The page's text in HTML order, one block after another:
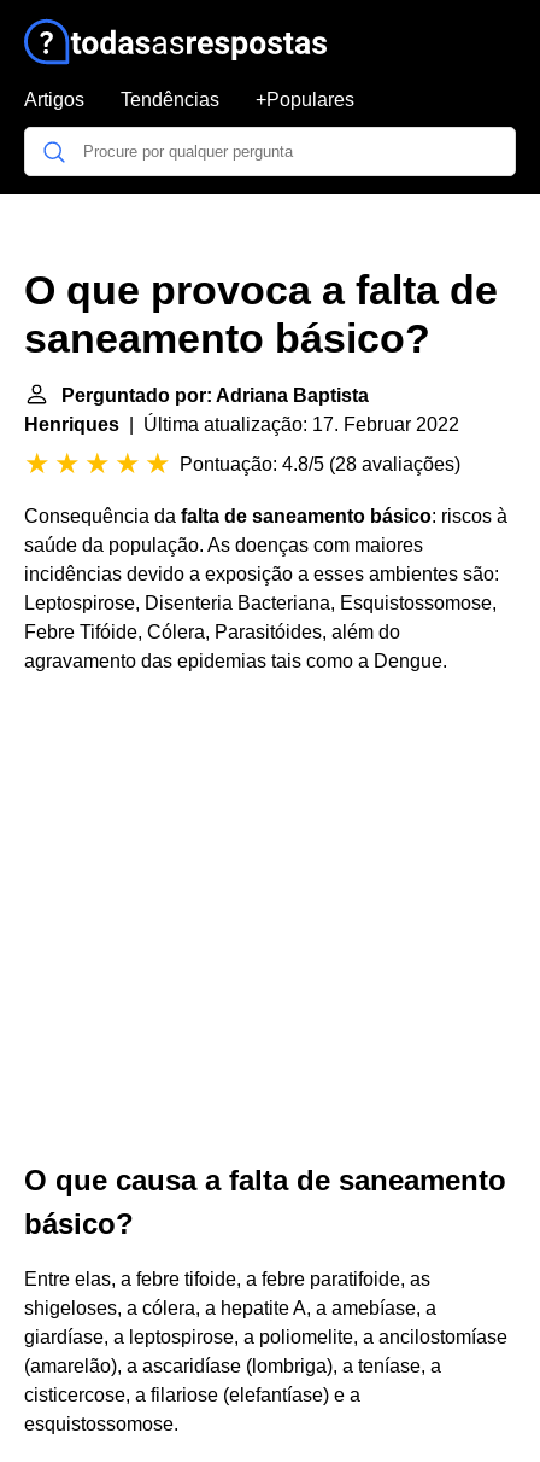
Artigos Tendências +Populares
O que provoca a falta de
saneamento básico?
Perguntado por: Adriana Baptista
Henriques | Última atualização: 17. Februar 2022
Pontuação: 4.8/5 (28 avaliações)
Consequência da falta de saneamento básico: riscos à
saúde da população. As doenças com maiores
incidências devido a exposição a esses ambientes são:
Leptospirose, Disenteria Bacteriana, Esquistossomose,
Febre Tifóide, Cólera, Parasitóides, além do
agravamento das epidemias tais como a Dengue.
O que causa a falta de saneamento
básico?
Entre elas, a febre tifoide, a febre paratifoide, as
shigeloses, a cólera, a hepatite A, a amebíase, a
giardíase, a leptospirose, a poliomelite, a ancilostomíase
(amarelão), a ascaridíase (lombriga), a teníase, a
cisticercose, a filariose (elefantíase) e a
esquistossomose.